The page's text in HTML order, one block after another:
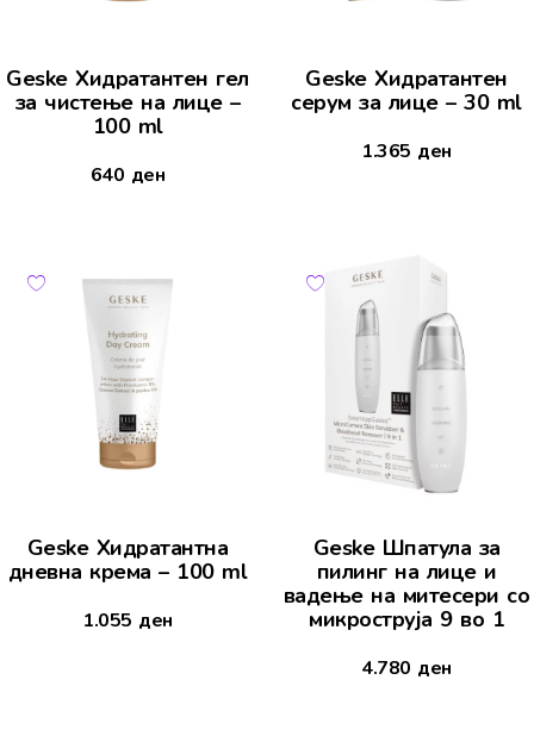
Geske Хидратантен гел
за чистење на лице –
100 ml
640 ден
Geske Хидратантен
серум за лице – 30 ml
1.365 ден
Geske Хидратантна
дневна крема – 100 ml
1.055 ден
Geske Шпатула за
пилинг на лице и
вадење на митесери со
микроструја 9 во 1
4.780 ден